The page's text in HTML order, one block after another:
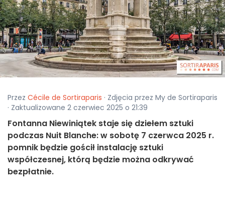
Przez Cécile de Sortiraparis · Zdjęcia przez My de Sortiraparis
· Zaktualizowane 2 czerwiec 2025 o 21:39
Fontanna Niewiniątek staje się dziełem sztuki
podczas Nuit Blanche: w sobotę 7 czerwca 2025 r.
pomnik będzie gościł instalację sztuki
współczesnej, którą będzie można odkrywać
bezpłatnie.